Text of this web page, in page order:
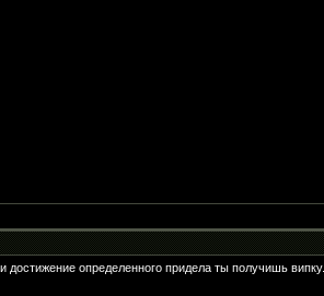
достижение определенного придела ты получишь випку.